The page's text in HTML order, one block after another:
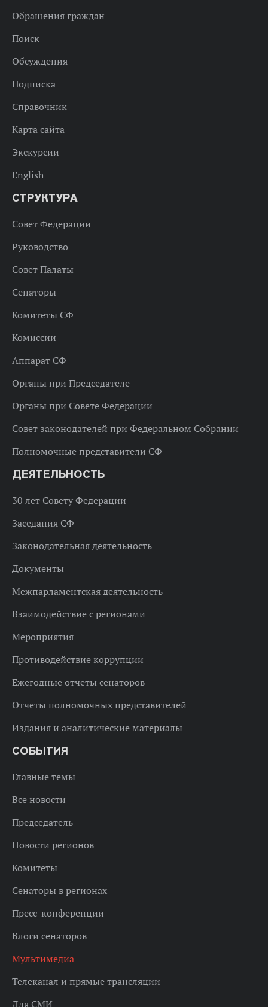
Обращения граждан
Поиск
Обсуждения
Подписка
Справочник
Карта сайта
Экскурсии
English
СТРУКТУРА
Совет Федерации
Руководство
Совет Палаты
Сенаторы
Комитеты СФ
Комиссии
Аппарат СФ
Органы при Председателе
Органы при Совете Федерации
Совет законодателей при Федеральном Собрании
Полномочные представители СФ
ДЕЯТЕЛЬНОСТЬ
30 лет Совету Федерации
Заседания СФ
Законодательная деятельность
Документы
Межпарламентская деятельность
Взаимодействие с регионами
Мероприятия
Противодействие коррупции
Ежегодные отчеты сенаторов
Отчеты полномочных представителей
Издания и аналитические материалы
СОБЫТИЯ
Главные темы
Все новости
Председатель
Новости регионов
Комитеты
Сенаторы в регионах
Пресс-конференции
Блоги сенаторов
Мультимедиа
Телеканал и прямые трансляции
Для СМИ